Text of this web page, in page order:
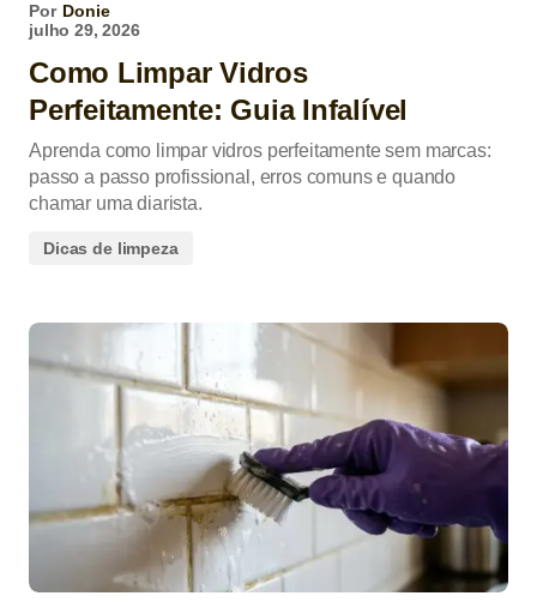
Por Donie
julho 29, 2026
Como Limpar Vidros
Perfeitamente: Guia Infalível
Aprenda como limpar vidros perfeitamente sem marcas:
passo a passo profissional, erros comuns e quando
chamar uma diarista.
Dicas de limpeza